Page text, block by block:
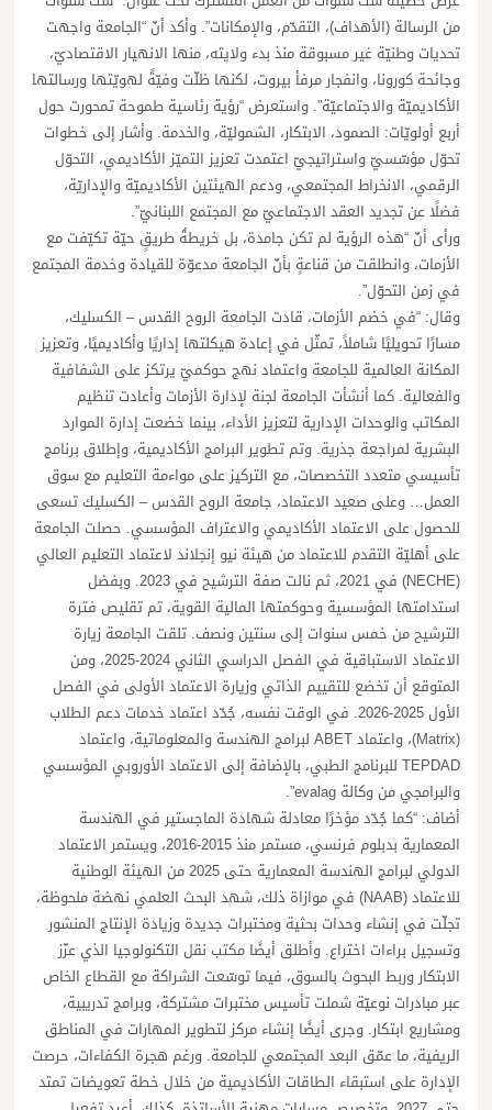
من الرسالة (الأهداف)، التقدّم، والإمكانات”. وأكد أنّ “الجامعة واجهت
تحديات وطنيّة غير مسبوقة منذ بدء ولايته، منها الانهيار الاقتصاديّ،
وجائحة كورونا، وانفجار مرفأ بيروت، لكنها ظلّت وفيّةً لهويّتها ورسالتها
الأكاديميّة والاجتماعيّة”. واستعرض “رؤية رئاسية طموحة تمحورت حول
أربع أولويّات: الصمود، الابتكار، الشموليّة، والخدمة. وأشار إلى خطوات
تحوّل مؤسّسيّ واستراتيجيّ اعتمدت تعزيز التميّز الأكاديمي، التحوّل
الرقمي، الانخراط المجتمعي، ودعم الهيئتين الأكاديميّة والإداريّة،
فضلًا عن تجديد العقد الاجتماعيّ مع المجتمع اللبنانيّ”.
ورأى أنّ “هذه الرؤية لم تكن جامدة، بل خريطةُ طريقٍ حيّة تكيّفت مع
الأزمات، وانطلقت من قناعةٍ بأنّ الجامعة مدعوّة للقيادة وخدمة المجتمع
في زمن التحوّل”.
وقال: “في خضم الأزمات، قادت الجامعة الروح القدس – الكسليك،
مسارًا تحويليًا شاملاً، تمثّل في إعادة هيكلتها إداريًا وأكاديميًا، وتعزيز
المكانة العالمية للجامعة واعتماد نهج حوكميّ يرتكز على الشفافية
والفعالية. كما أنشأت الجامعة لجنة لإدارة الأزمات وأعادت تنظيم
المكاتب والوحدات الإدارية لتعزيز الأداء، بينما خضعت إدارة الموارد
البشرية لمراجعة جذرية. وتم تطوير البرامج الأكاديمية، وإطلاق برنامج
تأسيسي متعدد التخصصات، مع التركيز على مواءمة التعليم مع سوق
العمل… وعلى صعيد الاعتماد، جامعة الروح القدس – الكسليك تسعى
للحصول على الاعتماد الأكاديمي والاعتراف المؤسسي. حصلت الجامعة
على أهليّة التقدم للاعتماد من هيئة نيو إنجلاند لاعتماد التعليم العالي
(NECHE) في 2021، ثم نالت صفة الترشيح في 2023. وبفضل
استدامتها المؤسسية وحوكمتها المالية القوية، تم تقليص فترة
الترشيح من خمس سنوات إلى سنتين ونصف. تلقت الجامعة زيارة
الاعتماد الاستباقية في الفصل الدراسي الثاني 2024-2025، ومن
المتوقع أن تخضع للتقييم الذاتي وزيارة الاعتماد الأولى في الفصل
الأول 2025-2026. في الوقت نفسه، جُدّد اعتماد خدمات دعم الطلاب
(Matrix)، واعتماد ABET لبرامج الهندسة والمعلوماتية، واعتماد
TEPDAD للبرنامج الطبي، بالإضافة إلى الاعتماد الأوروبي المؤسسي
والبرامجي من وكالة evalag”.
أضاف: “كما جُدّد مؤخرًا معادلة شهادة الماجستير في الهندسة
المعمارية بدبلوم فرنسي، مستمر منذ 2015-2016، ويستمر الاعتماد
الدولي لبرامج الهندسة المعمارية حتى 2025 من الهيئة الوطنية
للاعتماد (NAAB) في موازاة ذلك، شهد البحث العلمي نهضة ملحوظة،
تجلّت في إنشاء وحدات بحثية ومختبرات جديدة وزيادة الإنتاج المنشور
وتسجيل براءات اختراع. وأطلق أيضًا مكتب نقل التكنولوجيا الذي عزّز
الابتكار وربط البحوث بالسوق، فيما توسّعت الشراكة مع القطاع الخاص
عبر مبادرات نوعيّة شملت تأسيس مختبرات مشتركة، وبرامج تدريبية،
ومشاريع ابتكار. وجرى أيضًا إنشاء مركز لتطوير المهارات في المناطق
الريفية، ما عمّق البعد المجتمعي للجامعة. ورغم هجرة الكفاءات، حرصت
الإدارة على استبقاء الطاقات الأكاديمية من خلال خطة تعويضات تمتد